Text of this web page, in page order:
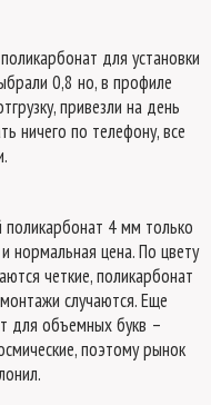
для установки
0,8 но, в профиле
привезли на день
ничего по телефону, все
4 мм только
нормальная цена. По цвету
четкие, поликарбонат
случаются. Еще
для объемных букв –
поэтому рынок